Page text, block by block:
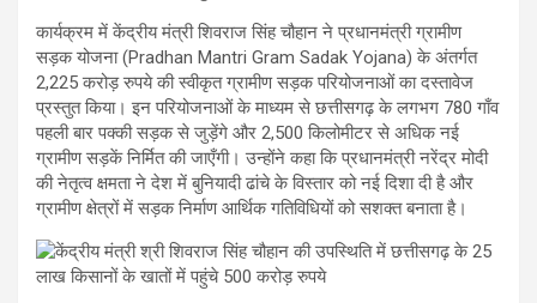
कार्यक्रम में केंद्रीय मंत्री शिवराज सिंह चौहान ने प्रधानमंत्री ग्रामीण
सड़क योजना (Pradhan Mantri Gram Sadak Yojana) के अंतर्गत
2,225 करोड़ रुपये की स्वीकृत ग्रामीण सड़क परियोजनाओं का दस्तावेज
प्रस्तुत किया। इन परियोजनाओं के माध्यम से छत्तीसगढ़ के लगभग 780 गाँव
पहली बार पक्की सड़क से जुड़ेंगे और 2,500 किलोमीटर से अधिक नई
ग्रामीण सड़कें निर्मित की जाएँगी। उन्होंने कहा कि प्रधानमंत्री नरेंद्र मोदी
की नेतृत्व क्षमता ने देश में बुनियादी ढांचे के विस्तार को नई दिशा दी है और
ग्रामीण क्षेत्रों में सड़क निर्माण आर्थिक गतिविधियों को सशक्त बनाता है।